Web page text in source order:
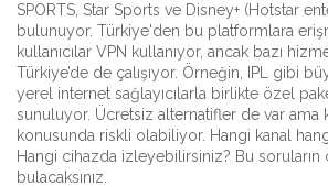
SPORTS Star Sports ve Disney+ (Hotstar
bulunuyor. Türkiye'den bu platformlara
kullanıcılar VPN kullanıyor, ancak bazı
Türkiye’de de çalışıyor. Örneğin, IPL gibi
yerel internet sağlayıcılarla birlikte özel
sunuluyor. Ücretsiz alternatifler de var ama
konusunda riskli olabiliyor. Hangi kanal
Hangi cihazda izleyebilirsiniz? Bu soruların
bulacaksınız.